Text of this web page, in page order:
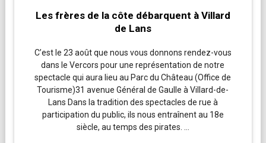
Les frères de la côte débarquent à Villard
de Lans
C’est le 23 août que nous vous donnons rendez-vous
dans le Vercors pour une représentation de notre
spectacle qui aura lieu au Parc du Château (Office de
Tourisme)31 avenue Général de Gaulle à Villard-de-
Lans Dans la tradition des spectacles de rue à
participation du public, ils nous entraînent au 18e
siècle, au temps des pirates. …